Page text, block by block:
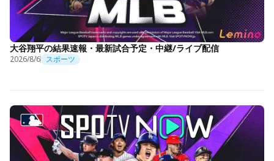
大谷翔平の結果速報・最新試合予定・中継/ライブ配信
2026/8/6 スポーツ